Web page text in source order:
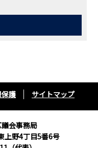
護 サイトマップ
会事務局
上野4丁目5番6号